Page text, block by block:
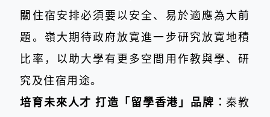
關住宿安排必須要以安全、易於適應為大前
題。嶺大期待政府放寛進一步研究放寛地積
比率，以助大學有更多空間用作教與學、研
究及住宿用途。
培育未來人才 打造「留學香港」品牌︰秦教